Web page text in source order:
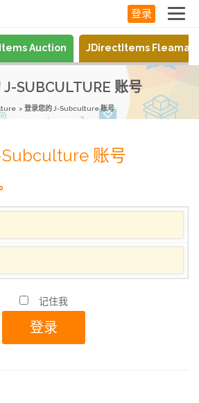
登录
Auction JDirectItems
J-SUBCULTURE 账号
登录您的 J-Subculture 账号
账号
记住我